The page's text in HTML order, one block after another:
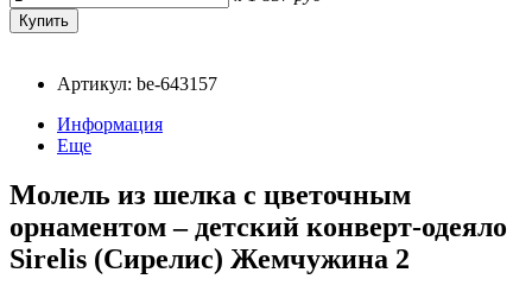
Артикул: be-643157
Информация
Еще
Молель из шелка с цветочным
орнаментом – детский конверт-одеяло
Sirelis (Сирелис) Жемчужина 2